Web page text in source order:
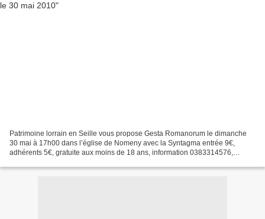
Patrimoine lorrain en Seille vous propose Gesta Romanorum le dimanche
30 mai à 17h00 dans l’église de Nomeny avec la Syntagma entrée 9€,
adhérents 5€, gratuite aux moins de 18 ans, information 0383314576,